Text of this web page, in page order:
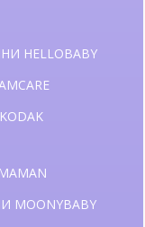
HELLOBABY
MOONYBABY